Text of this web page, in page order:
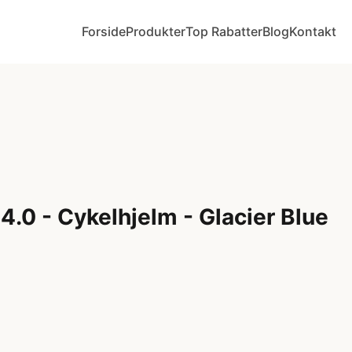
ForsideProdukterTop RabatterBlogKontakt
- Cykelhjelm - Glacier Blue